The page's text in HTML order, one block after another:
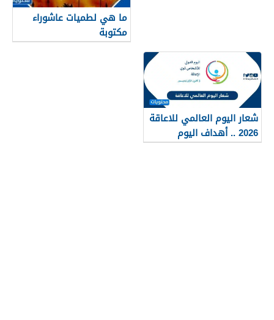
ما هي لطميات عاشوراء
مكتوبة
شعار اليوم العالمي للاعاقة
2026 .. أهداف اليوم
العالمي للإعاقة